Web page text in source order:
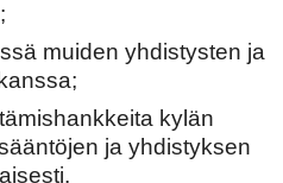
muiden yhdistysten ja
kylän
ja yhdistyksen